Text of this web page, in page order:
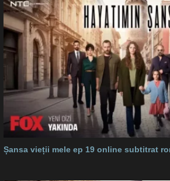
Șansa vieții mele ep 19 online subtitrat